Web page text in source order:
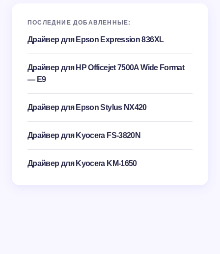
ПОСЛЕДНИЕ ДОБАВЛЕННЫЕ:
Драйвер для Epson Expression 836XL
Драйвер для HP Officejet 7500A Wide Format
— E9
Драйвер для Epson Stylus NX420
Драйвер для Kyocera FS-3820N
Драйвер для Kyocera KM-1650